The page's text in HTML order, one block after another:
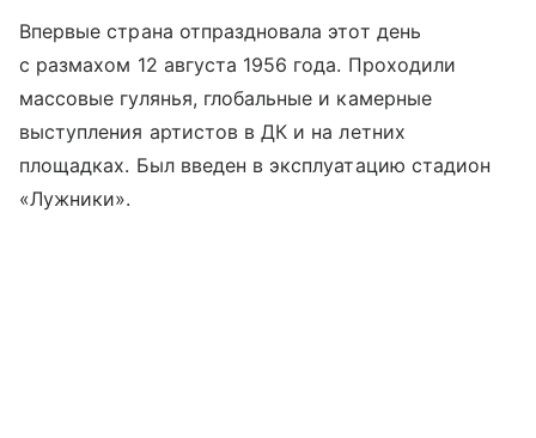
Впервые страна отпраздновала этот день
с размахом 12 августа 1956 года. Проходили
массовые гулянья, глобальные и камерные
выступления артистов в ДК и на летних
площадках. Был введен в эксплуатацию стадион
«Лужники».